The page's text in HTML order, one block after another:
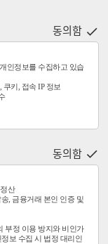
동의함 
인정보를 수집하고 있습
키, 접속 IP 정보
동의함 
산
, 금융거래 본인 인증 및
부정 이용 방지와 비인가
보 수집 시 법정 대리인